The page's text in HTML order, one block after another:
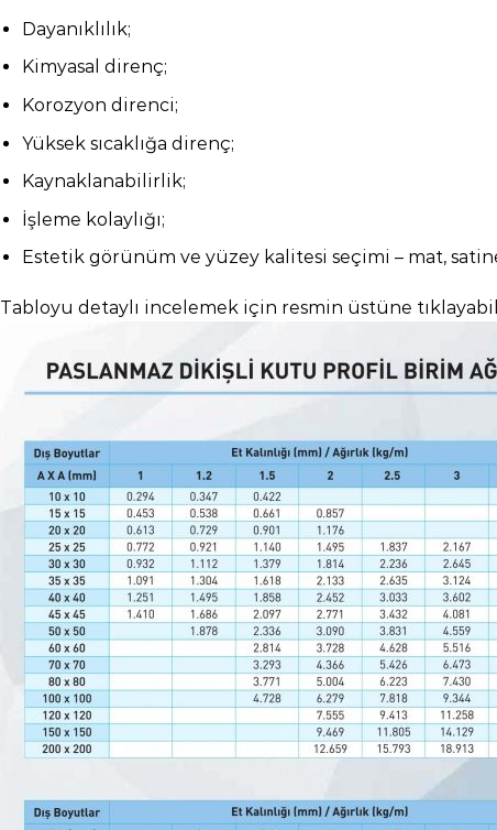
Dayanıklılık;
Kimyasal direnç;
Korozyon direnci;
Yüksek sıcaklığa direnç;
Kaynaklanabilirlik;
İşleme kolaylığı;
Estetik görünüm ve yüzey kalitesi seçimi – mat,
Tabloyu detaylı incelemek için resmin üstüne